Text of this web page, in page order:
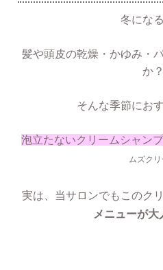
冬になる
髪や頭皮の乾燥・かゆみ・
か？
そんな季節にお
泡立たないクリームシャンプ
ムズク
実は、当サロンでもこのク
メニューが大